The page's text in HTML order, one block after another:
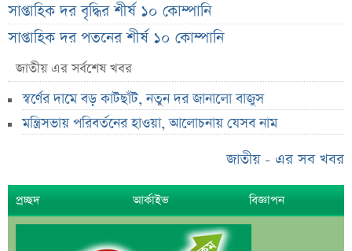
সাপ্তাহিক দর বৃদ্ধির শীর্ষ ১০ কোম্পানি
সাপ্তাহিক দর পতনের শীর্ষ ১০ কোম্পানি
সাপ্তাহিক লেনদেনের শীর্ষ ১০ কোম্পানি
মেয়ে থেকে ছেলে হলেন এসএসসি পরীক্ষার্থী
বিয়ের আগেই গর্ভবতী, মেয়েকে নদীতে ডুবিয়ে হত্যা বাবার
ভাইরাল মেসেজ নিয়ে ব্যাখ্যা দিলেন নাহিদ ইসলাম
সহপাঠীদের ব্যক্তিগত ছবি বিদেশে পাঠানোর অভিযোগে উত্তাল
ইবি
ড. ইউনূস বনাম তারেক রহমান—তুলনায় যা বললেন কাদের
জাতীয় এর সর্বশেষ খবর
স্বর্ণের দামে বড় কাটছাঁট, নতুন দর জানালো বাজুস
মন্ত্রিসভায় পরিবর্তনের হাওয়া, আলোচনায় যেসব নাম
জাতীয় - এর সব খবর
প্রচ্ছদ আর্কাইভ বিজ্ঞাপন